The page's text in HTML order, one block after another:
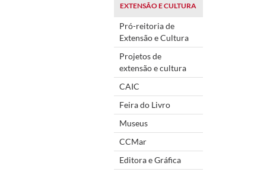
EXTENSÃO E CULTURA
Pró-reitoria de
Extensão e Cultura
Projetos de
extensão e cultura
CAIC
Feira do Livro
Museus
CCMar
Editora e Gráfica